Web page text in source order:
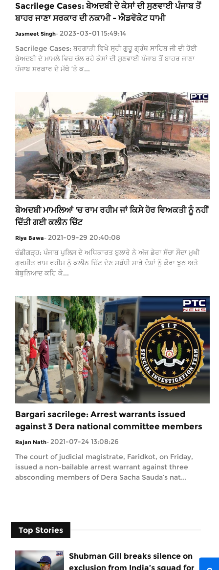
Sacrilege Cases: ਬੇਅਦਬੀ ਦੇ ਕੇਸਾਂ ਦੀ ਸੁਣਵਾਈ ਪੰਜਾਬ ਤੋਂ
ਬਾਹਰ ਜਾਣਾ ਸਰਕਾਰ ਦੀ ਨਕਾਮੀ - ਐਡਵੋਕੇਟ ਧਾਮੀ
Jasmeet Singh- 2023-03-01 15:49:14
Sacrilege Cases: ਬਰਗਾੜੀ ਵਿਖੇ ਸ੍ਰੀ ਗੁਰੂ ਗ੍ਰੰਥ ਸਾਹਿਬ ਜੀ ਦੀ ਹੋਈ
ਬੇਅਦਬੀ ਦੇ ਮਾਮਲੇ ਵਿਚ ਚੱਲ ਰਹੇ ਕੇਸਾਂ ਦੀ ਸੁਣਵਾਈ ਪੰਜਾਬ ਤੋਂ ਬਾਹਰ ਜਾਣਾ
ਪੰਜਾਬ ਸਰਕਾਰ ਦੇ ਮੱਥੇ ’ਤੇ ਕ...
ਬੇਅਦਬੀ ਮਾਮਲਿਆਂ 'ਚ ਰਾਮ ਰਹੀਮ ਜਾਂ ਕਿਸੇ ਹੋਰ ਵਿਅਕਤੀ ਨੂੰ ਨਹੀਂ
ਦਿੱਤੀ ਗਈ ਕਲੀਨ ਚਿੱਟ
Riya Bawa- 2021-09-29 20:40:08
ਚੰਡੀਗੜ੍ਹ: ਪੰਜਾਬ ਪੁਲਿਸ ਦੇ ਅਧਿਕਾਰਤ ਬੁਲਾਰੇ ਨੇ ਅੱਜ ਡੇਰਾ ਸੱਚਾ ਸੌਦਾ ਮੁਖੀ
ਗੁਰਮੀਤ ਰਾਮ ਰਹੀਮ ਨੂੰ ਕਲੀਨ ਚਿੱਟ ਦੇਣ ਸਬੰਧੀ ਸਾਰੇ ਦੋਸ਼ਾਂ ਨੂੰ ਕੋਰਾ ਝੂਠ ਅਤੇ
ਬੇਬੁਨਿਆਦ ਕਹਿ ਕੇ...
Bargari sacrilege: Arrest warrants issued
against 3 Dera national committee members
Rajan Nath- 2021-07-24 13:08:26
The court of judicial magistrate, Faridkot, on Friday,
issued a non-bailable arrest warrant against three
absconding members of Dera Sacha Sauda’s nat...
Top Stories
Shubman Gill breaks silence on
exclusion from India’s squad for